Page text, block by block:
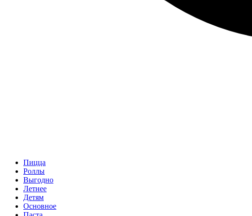
Пицца
Роллы
Выгодно
Летнее
Детям
Основное